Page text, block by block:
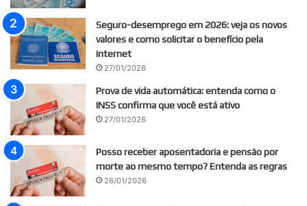
Seguro-desemprego em 2026: veja os novos
valores e como solicitar o benefício pela
internet
27/01/2026
Prova de vida automática: entenda como o
INSS confirma que você está ativo
27/01/2026
Posso receber aposentadoria e pensão por
morte ao mesmo tempo? Entenda as regras
26/01/2026